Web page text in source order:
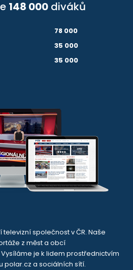
148 000 diváků
78 000
35 000
35 000
společnost v ČR. Naše
z měst a obcí
je k lidem prostřednictvím
polar.cz a sociálních sítí.